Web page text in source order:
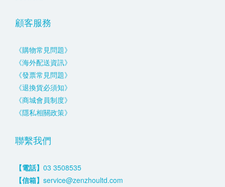
顧客服務
《購物常見問題》
《海外配送資訊》
《發票常見問題》
《退換貨必須知》
《商城會員制度》
《隱私相關政策》
聯繫我們
【電話】 03 3508535
【信箱】 service@zenzhoultd.com